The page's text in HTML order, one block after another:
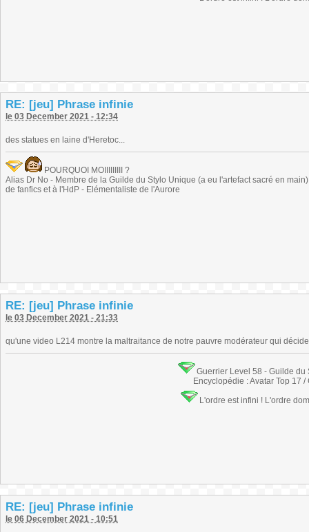
RE: [jeu] Phrase infinie
le 03 December 2021 - 12:34
des statues en laine d'Heretoc...
POURQUOI MOIIIIIIIII ?
Alias Dr No - Membre de la Guilde du Stylo Unique (a eu l'artefact sacré en
de fanfics et à l'HdP - Elémentaliste de l'Aurore
RE: [jeu] Phrase infinie
le 03 December 2021 - 21:33
qu'une video L214 montre la maltraitance de notre pauvre modérateur qui
Guerrier Level 58 - Guilde
Encyclopédie : Avatar Top 17 /
L'ordre est infini ! L'ordre
RE: [jeu] Phrase infinie
le 06 December 2021 - 10:51